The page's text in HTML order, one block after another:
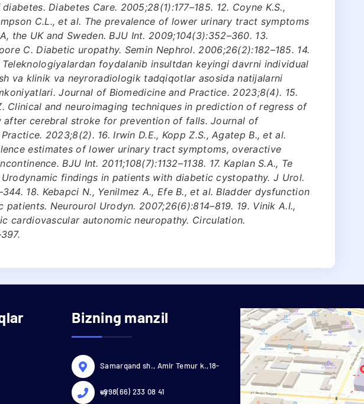
Diabetes Care. 2005;28(1):177–185. 12. Coyne K.S.,
C.L., et al. The prevalence of lower urinary tract symptoms
the UK and Sweden. BJU Int. 2009;104(3):352–360. 13.
C. Diabetic uropathy. Semin Nephrol. 2006;26(2):182–185. 14.
Teleknologiyalardan foydalanib insultdan keyingi davrni individual
va klinik va neyroradiologik tadqiqotlar asosida natijalarni
Journal of Biomedicine and Practice. 2023;8(4). 15.
Clinical and neuroimaging techniques in prediction of regress of
after cerebral stroke for prevention of falls. Journal of
2023;8(2). 16. Irwin D.E., Kopp Z.S., Agatep B., et al.
estimates of lower urinary tract symptoms, overactive
BJU Int. 2011;108(7):1132–1138. 17. Kaplan S.A., Te
Urodynamic findings in patients with diabetic cystopathy. J Urol.
18. Kebapci N., Yenilmez A., Efe B., et al. Bladder dysfunction
Neurourol Urodyn. 2007;26(6):814–819. 19. Vinik A.I.,
cardiovascular autonomic neuropathy. Circulation.
Bizning manzil
Samarqand sh., Amir Temur k.,18-
uy
+998(66) 233 08 41